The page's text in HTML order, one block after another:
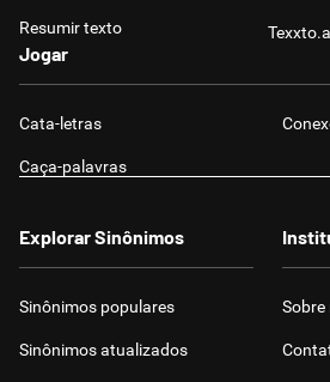
Resumir texto
Jogar
Cata-letras
Caça-palavras
Explorar Sinônimos
Sinônimos populares
Sinônimos atualizados
Sobre